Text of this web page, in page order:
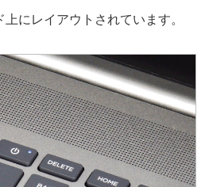
にレイアウトされています。